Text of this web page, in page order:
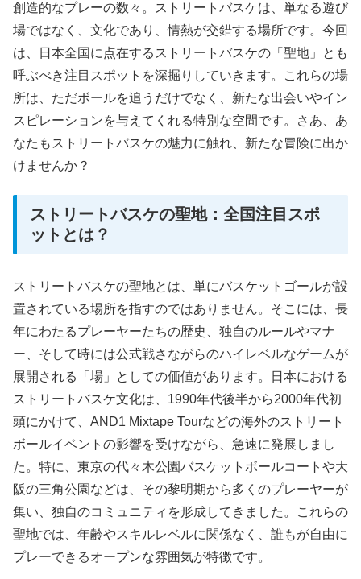
創造的なプレーの数々。ストリートバスケは、単なる遊び
場ではなく、文化であり、情熱が交錯する場所です。今回
は、日本全国に点在するストリートバスケの「聖地」とも
呼ぶべき注目スポットを深掘りしていきます。これらの場
所は、ただボールを追うだけでなく、新たな出会いやイン
スピレーションを与えてくれる特別な空間です。さあ、あ
なたもストリートバスケの魅力に触れ、新たな冒険に出か
けませんか？
ストリートバスケの聖地：全国注目スポ
ットとは？
ストリートバスケの聖地とは、単にバスケットゴールが設
置されている場所を指すのではありません。そこには、長
年にわたるプレーヤーたちの歴史、独自のルールやマナ
ー、そして時には公式戦さながらのハイレベルなゲームが
展開される「場」としての価値があります。日本における
ストリートバスケ文化は、1990年代後半から2000年代初
頭にかけて、AND1 Mixtape Tourなどの海外のストリート
ボールイベントの影響を受けながら、急速に発展しまし
た。特に、東京の代々木公園バスケットボールコートや大
阪の三角公園などは、その黎明期から多くのプレーヤーが
集い、独自のコミュニティを形成してきました。これらの
聖地では、年齢やスキルレベルに関係なく、誰もが自由に
プレーできるオープンな雰囲気が特徴です。